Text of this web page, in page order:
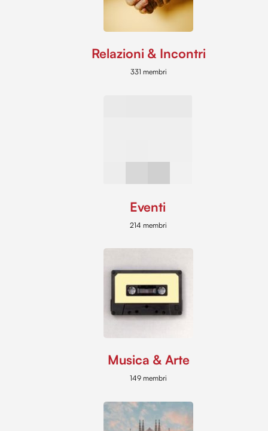
Relazioni & Incontri
331 membri
Eventi
214 membri
Musica & Arte
149 membri